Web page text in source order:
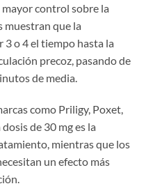
control sobre la
muestran que la
o 4 el tiempo hasta la
precoz, pasando de
de media.
como Priligy, Poxet,
de 30 mg es la
mientras que los
un efecto más